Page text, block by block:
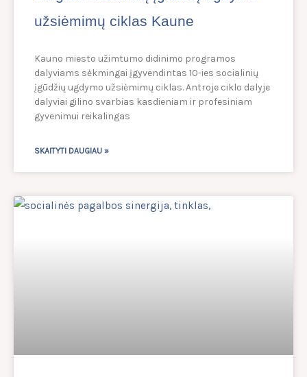
užsiėmimų ciklas Kaune
Kauno miesto užimtumo didinimo programos
dalyviams sėkmingai įgyvendintas 10-ies socialinių
įgūdžių ugdymo užsiėmimų ciklas. Antroje ciklo dalyje
dalyviai gilino svarbias kasdieniam ir profesiniam
gyvenimui reikalingas
SKAITYTI DAUGIAU »